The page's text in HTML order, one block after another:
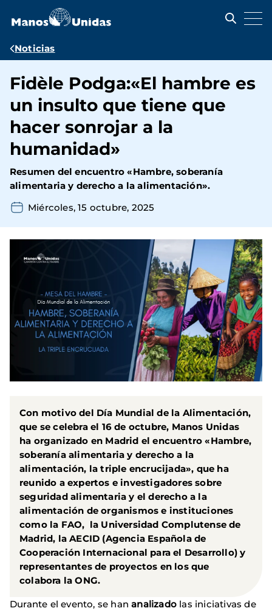
contenido
Ruta
navegación
Noticias
Fidèle Podga:«El hambre es
un insulto que tiene que
hacer sonrojar a la
humanidad»
Resumen del encuentro «Hambre, soberanía
alimentaria y derecho a la alimentación».
Miércoles, 15 octubre, 2025
Con motivo del Día Mundial de la Alimentación,
que se celebra el 16 de octubre, Manos Unidas
ha organizado en Madrid el encuentro«Hambre,
soberanía alimentaria y derecho a la
alimentación, la triple encrucijada», que ha
reunido a expertos e investigadores sobre
seguridad alimentaria y el derecho a la
alimentación de organismos e instituciones
como la FAO, la Universidad Complutense de
Madrid, la AECID (Agencia Española de
Cooperación Internacional para el Desarrollo) y
representantes de proyectos en los que
colabora la ONG.
Durante el evento, se hananalizado las iniciativas de